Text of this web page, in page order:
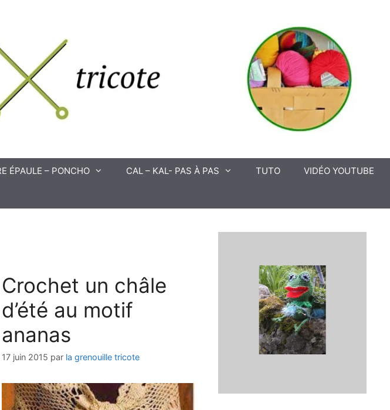
ÉPAULE – PONCHO CAL – KAL- PAS À PAS TUTO VIDÉO YOUTUBE
Crochet un châle
d’été au motif
ananas
17 juin 2015 par la grenouille tricote